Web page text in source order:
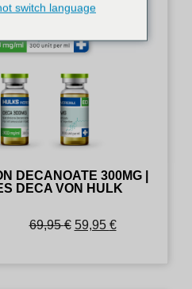
DECANOATE 300MG |
DECA VON HULK
69,95€ 59,95 €
switch language